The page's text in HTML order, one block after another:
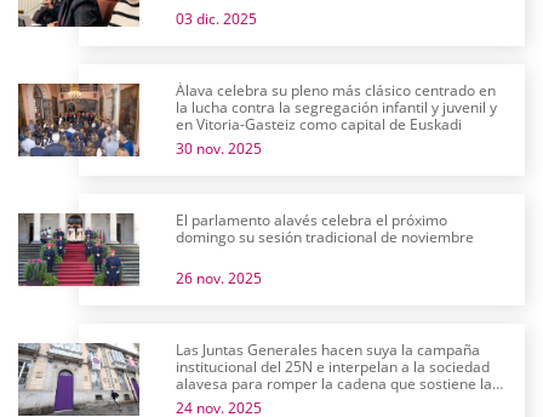
03 dic. 2025
Álava celebra su pleno más clásico centrado en
la lucha contra la segregación infantil y juvenil y
en Vitoria-Gasteiz como capital de Euskadi
30 nov. 2025
El parlamento alavés celebra el próximo
domingo su sesión tradicional de noviembre
26 nov. 2025
Las Juntas Generales hacen suya la campaña
institucional del 25N e interpelan a la sociedad
alavesa para romper la cadena que sostiene la
violencia machista
24 nov. 2025